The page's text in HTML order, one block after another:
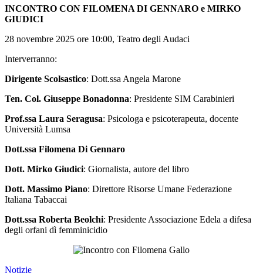
INCONTRO CON FILOMENA DI GENNARO e MIRKO
GIUDICI
28 novembre 2025 ore 10:00, Teatro degli Audaci
Interverranno:
Dirigente Scolsastico: Dott.ssa Angela Marone
Ten. Col. Giuseppe Bonadonna: Presidente SIM Carabinieri
Prof.ssa Laura Seragusa: Psicologa e psicoterapeuta, docente
Università Lumsa
Dott.ssa Filomena Di Gennaro
Dott. Mirko Giudici: Giornalista, autore del libro
Dott. Massimo Piano: Direttore Risorse Umane Federazione
Italiana Tabaccai
Dott.ssa Roberta Beolchi: Presidente Associazione Edela a difesa
degli orfani dì femminicidio
Notizie